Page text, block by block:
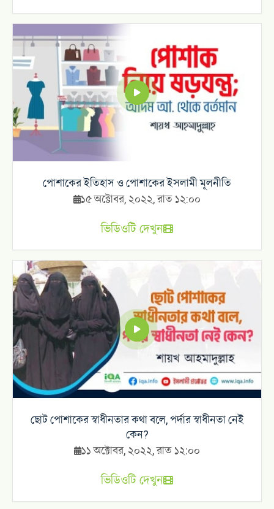
পোশাকের ইতিহাস ও পোশাকের ইসলামী মূলনীতি
১৫ অক্টোবর, ২০২২, রাত ১২:০০
ভিডিওটি দেখুন
ছোট পোশাকের স্বাধীনতার কথা বলে, পর্দার স্বাধীনতা নেই
কেন?
১১ অক্টোবর, ২০২২, রাত ১২:০০
ভিডিওটি দেখুন